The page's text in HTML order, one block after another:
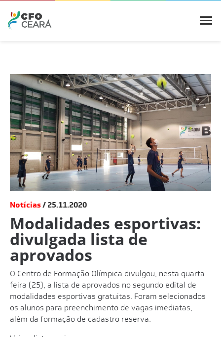
Notícias 25.11.2020
Modalidades esportivas:
divulgada lista de
aprovados
O Centro de Formação Olímpica divulgou, nesta quarta-
feira (25), a lista de aprovados no segundo edital de
modalidades esportivas gratuitas. Foram selecionados
os alunos para preenchimento de vagas imediatas,
além da formação de cadastro reserva.